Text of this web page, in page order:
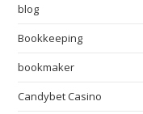
blog
Bookkeeping
bookmaker
Candybet Casino